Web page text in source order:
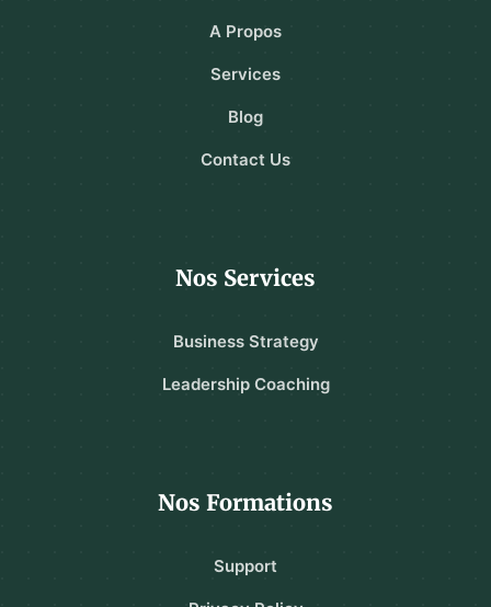
A Propos
Services
Blog
Contact Us
Nos Services
Business Strategy
Leadership Coaching
Nos Formations
Support